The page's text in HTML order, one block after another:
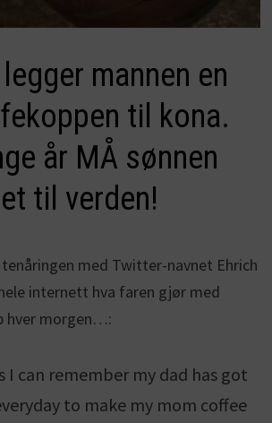
mannen en
til kona.
år MÅ sønnen
til verden!
med Twitter-navnet Ehrich
internett hva faren gjør med
hver morgen…:
I can remember my dad has got
to make my mom coffee